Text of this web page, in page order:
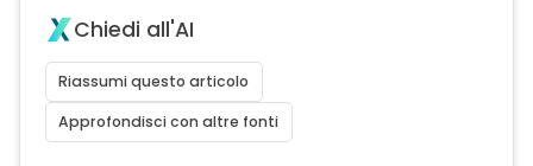
Chiedi all'AI
Riassumi questo articolo
Approfondisci con altre fonti